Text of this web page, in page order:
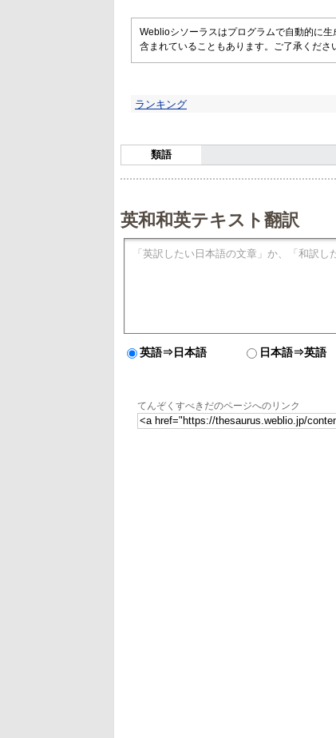
Weblioシソーラスはプログラムで自動的に
含まれていることもあります。ご了承くださ
ランキング
類語
英和和英テキスト翻訳
英語⇒日本語 日本語⇒英語
てんぞくすべきだのページへのリンク